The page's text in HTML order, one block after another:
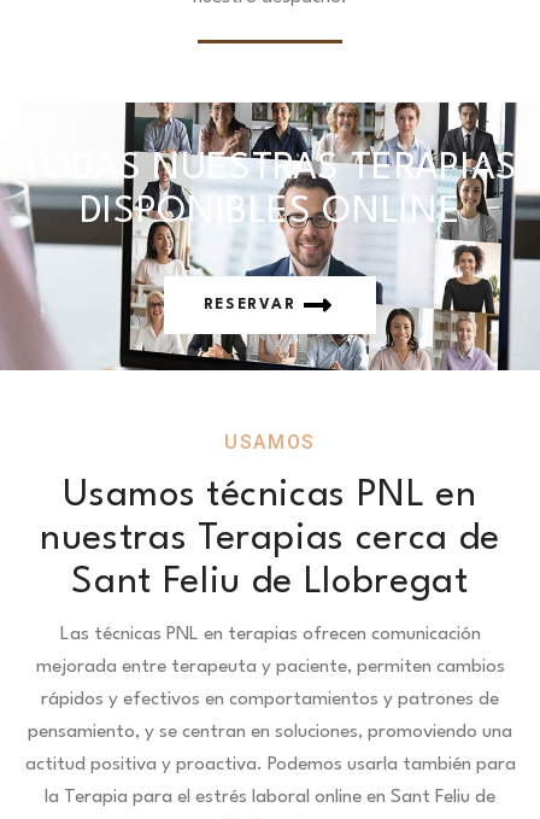
TODAS NUESTRAS TERAPIAS
DISPONIBLES ONLINE
RESERVAR
USAMOS
Usamos técnicas PNL en
nuestras Terapias cerca de
Sant Feliu de Llobregat
Las técnicas PNL en terapias ofrecen comunicación
mejorada entre terapeuta y paciente, permiten cambios
rápidos y efectivos en comportamientos y patrones de
pensamiento, y se centran en soluciones, promoviendo una
actitud positiva y proactiva. Podemos usarla también para
la Terapia para el estrés laboral online en Sant Feliu de